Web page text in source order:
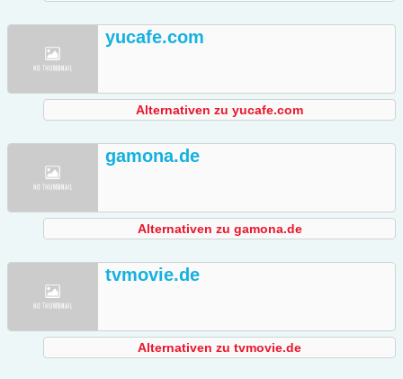
yucafe.com
Alternativen zu yucafe.com
gamona.de
Alternativen zu gamona.de
tvmovie.de
Alternativen zu tvmovie.de